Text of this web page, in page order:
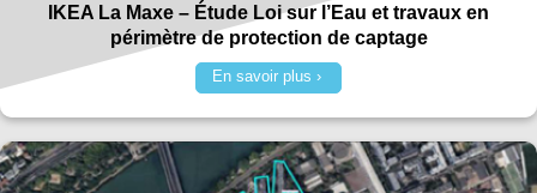
IKEA La Maxe – Étude Loi sur l’Eau et travaux en
périmètre de protection de captage
En savoir plus